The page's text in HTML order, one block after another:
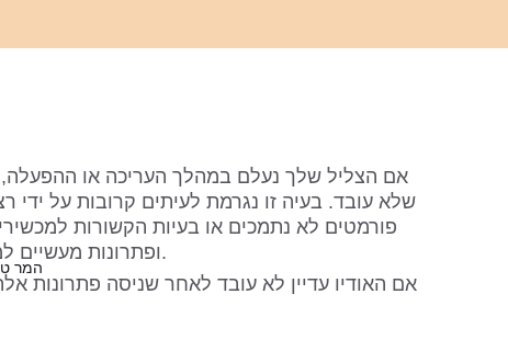
ופתרונות מעשיים למשתמשי אינטרנט, מחשב ונייד.
📍 אם האודיו עדיין לא עובד לאחר שניסה פתרונות
המר